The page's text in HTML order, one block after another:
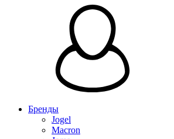
Бренды
Jogel
Macron
Таблица размеров